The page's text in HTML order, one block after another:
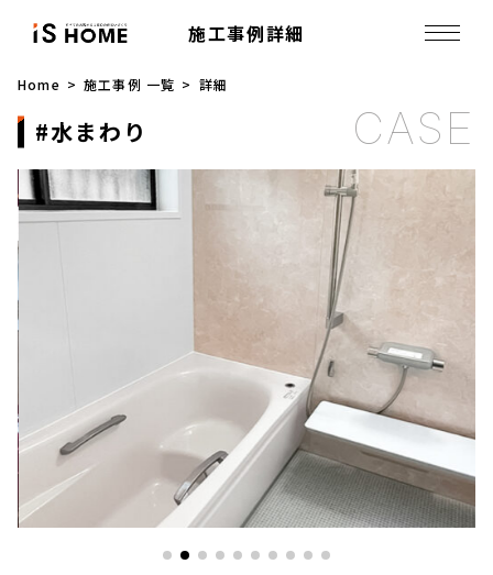
施工事例詳細
Home 施工事例 一覧 詳細
水まわり